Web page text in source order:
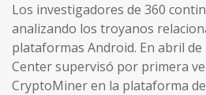
Los investigadores de 360
analizando los troyanos
plataformas Android. En abril de
Center supervisó por primera
CryptoMiner en la plataforma